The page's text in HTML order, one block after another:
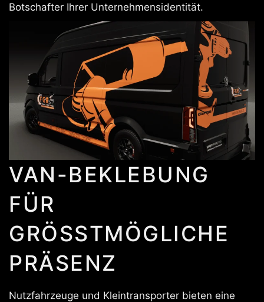
Botschafter Ihrer Unternehmensidentität.
VAN-BEKLEBUNG
FÜR
GRÖSSTMÖGLICHE P
RÄSENZ
Nutzfahrzeuge und Kleintransporter bieten eine